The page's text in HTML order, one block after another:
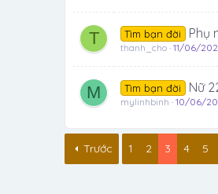
T Tìm bạn đời Phụ
thanh_cho 11/06/
M Tìm bạn đời Nữ
mylinhbinh 10/06/
Trước 1 2 3 4 5